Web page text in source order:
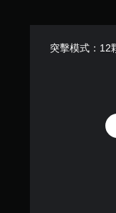
突擊模式：12